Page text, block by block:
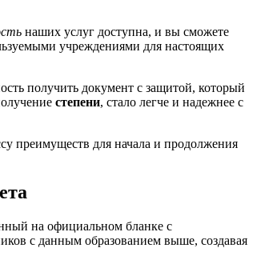
наших услуг доступна, и вы сможете
учреждениями для настоящих
получить документ с защитой, который
степени, стало легче и надежнее с
преимуществ для начала и продолжения
на официальном бланке с
с данным образованием выше, создавая